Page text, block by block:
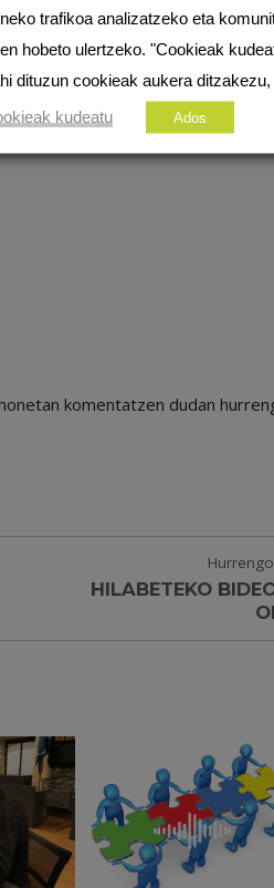
komentatzen dudan
HILABETEKO
trafikoa analizatzeko eta
hobeto ulertzeko. "Cookieak
dituzun cookieak aukera
kudeatu Ados